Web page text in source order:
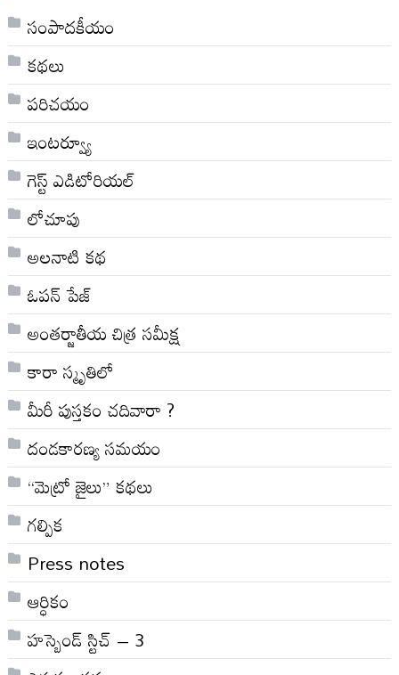
సంపాదకీయం
కథలు
పరిచయం
ఇంటర్వ్యూ
గెస్ట్ ఎడిటోరియల్
లోచూపు
అల‌నాటి క‌థ‌
ఓపన్ పేజ్
అంతర్జాతీయ చిత్ర సమీక్ష
కారా స్మృతిలో
మీరీ పుస్తకం చదివారా ?
దండకారణ్య సమయం
“మెట్రో జైలు” కథలు
గల్పిక
Press notes
ఆర్ధికం
హస్బెండ్ స్టిచ్ – 3